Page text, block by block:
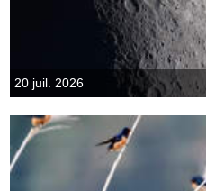
20 juil. 2026